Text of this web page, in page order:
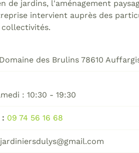
de jardins, l'aménagement
intervient auprès des
Domaine des Brulins 78610
: 10:30 - 19:30
: 09 74 56 16 68